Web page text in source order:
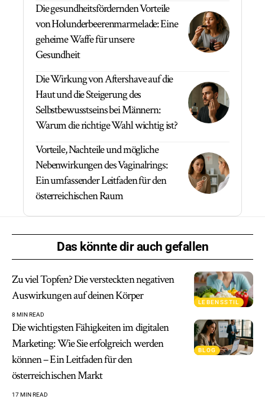
Die gesundheitsfördernden Vorteile
von Holunderbeerenmarmelade: Eine
geheime Waffe für unsere
Gesundheit
Die Wirkung von Aftershave auf die
Haut und die Steigerung des
Selbstbewusstseins bei Männern:
Warum die richtige Wahl wichtig ist?
Vorteile, Nachteile und mögliche
Nebenwirkungen des Vaginalrings:
Ein umfassender Leitfaden für den
österreichischen Raum
Das könnte dir auch gefallen
LEBENSSTIL
Zu viel Topfen? Die versteckten negativen
Auswirkungen auf deinen Körper
8 MIN READ
BLOG
Die wichtigsten Fähigkeiten im digitalen
Marketing: Wie Sie erfolgreich werden
können – Ein Leitfaden für den
österreichischen Markt
17 MIN READ